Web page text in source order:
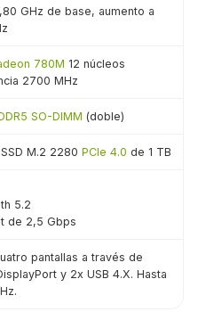
GHz de base, aumento a
780M 12 núcleos
2700 MHz
SO-DIMM (doble)
M.2 2280 PCIe 4.0 de 1 TB
5.2
de 2,5 Gbps
pantallas a través de
y 2x USB 4.X. Hasta